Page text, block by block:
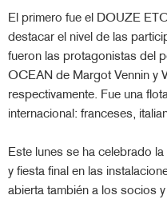
El primero fue el DOUZE
destacar el nivel de las
fueron las protagonistas del
OCEAN de Margot Vennin y
respectivamente. Fue una
internacional: franceses,
Este lunes se ha celebrado
y fiesta final en las
abierta también a los socios